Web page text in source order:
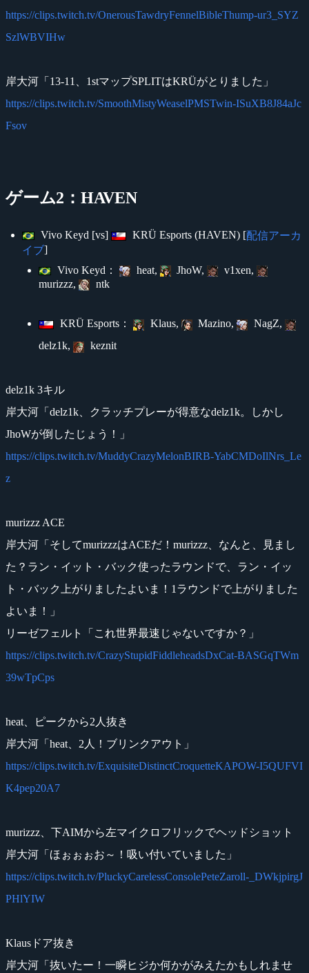
https://clips.twitch.tv/OnerousTawdryFennelBibleThump-ur3_SYZ
SzlWBVIHw
岸大河「13-11、1stマップSPLITはKRÜがとりました」
https://clips.twitch.tv/SmoothMistyWeaselPMSTwin-ISuXB8J84aJc
Fsov
ゲーム2：HAVEN
Vivo Keyd [vs] KRÜ Esports (HAVEN) [配信アーカ
イブ]
Vivo Keyd：
heat, JhoW,
v1xen,
murizzz,
ntk
KRÜ Esports： Klaus, Mazino,
NagZ,
delz1k,
keznit
delz1k 3キル
岸大河「delz1k、クラッチプレーが得意なdelz1k。しかし
JhoWが倒したじょう！」
https://clips.twitch.tv/MuddyCrazyMelonBIRB-YabCMDoIlNrs_Le
z
murizzz ACE
岸大河「そしてmurizzzはACEだ！murizzz、なんと、見まし
た？ラン・イット・バック使ったラウンドで、ラン・イッ
ト・バック上がりましたよいま！1ラウンドで上がりました
よいま！」
リーゼフェルト「これ世界最速じゃないですか？」
https://clips.twitch.tv/CrazyStupidFiddleheadsDxCat-BASGqTWm
39wTpCps
heat、ピークから2人抜き
岸大河「heat、2人！ブリンクアウト」
https://clips.twitch.tv/ExquisiteDistinctCroquetteKAPOW-I5QUFVI
K4pep20A7
murizzz、下AIMから左マイクロフリックでヘッドショット
岸大河「ほぉぉぉお～！吸い付いていました」
https://clips.twitch.tv/PluckyCarelessConsolePeteZaroll-_DWkjpirgJ
PHlYIW
Klausドア抜き
岸大河「抜いたー！一瞬ヒジか何かがみえたかもしれませ